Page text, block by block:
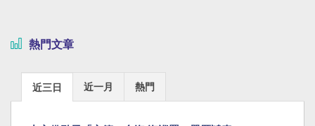
熱門文章
近三日 近一月 熱門